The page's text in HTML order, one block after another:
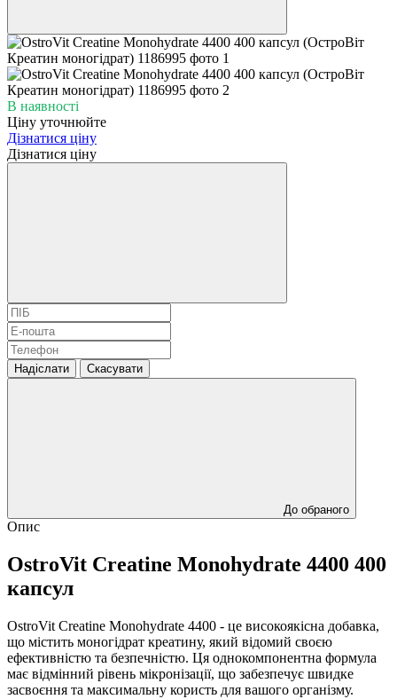
В наявності
Ціну уточнюйте
Дізнатися ціну
Дізнатися ціну
Надіслати Скасувати
До обраного
Опис
OstroVit Creatine Monohydrate 4400 400
капсул
OstroVit Creatine Monohydrate 4400 - це високоякісна добавка,
що містить моногідрат креатину, який відомий своєю
ефективністю та безпечністю. Ця однокомпонентна формула
має відмінний рівень мікронізації, що забезпечує швидке
засвоєння та максимальну користь для вашого організму.